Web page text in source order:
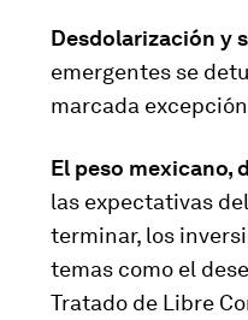
Desdolarización y
emergentes se
marcada
El peso mexicano,
las expectativas
terminar, los
temas como el
Tratado de Libre